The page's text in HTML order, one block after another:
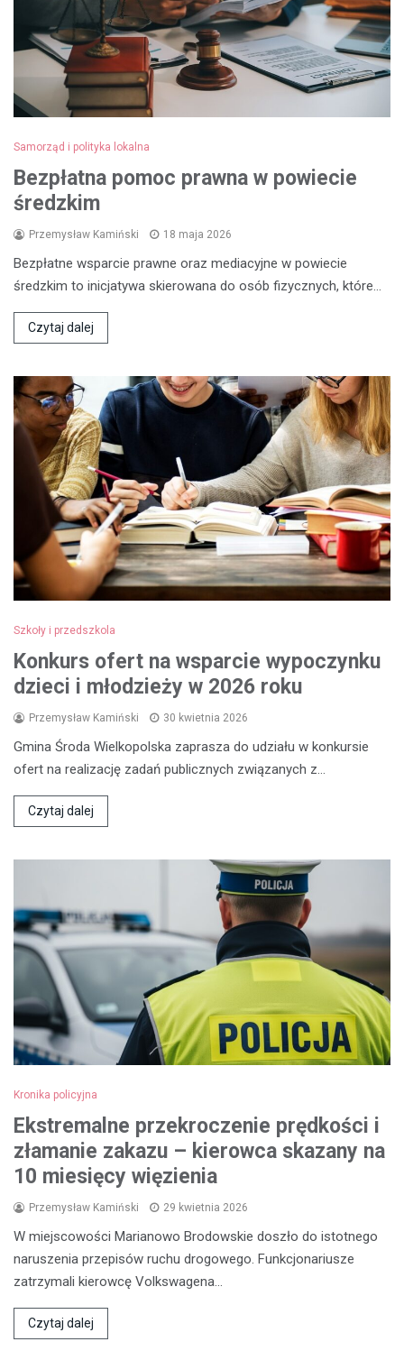
Samorząd i polityka lokalna
Bezpłatna pomoc prawna w powiecie
średzkim
Przemysław Kamiński 18 maja 2026
Bezpłatne wsparcie prawne oraz mediacyjne w powiecie
średzkim to inicjatywa skierowana do osób fizycznych, które…
Czytaj dalej
Szkoły i przedszkola
Konkurs ofert na wsparcie wypoczynku
dzieci i młodzieży w 2026 roku
Przemysław Kamiński 30 kwietnia 2026
Gmina Środa Wielkopolska zaprasza do udziału w konkursie
ofert na realizację zadań publicznych związanych z…
Czytaj dalej
Kronika policyjna
Ekstremalne przekroczenie prędkości i
złamanie zakazu – kierowca skazany na
10 miesięcy więzienia
Przemysław Kamiński 29 kwietnia 2026
W miejscowości Marianowo Brodowskie doszło do istotnego
naruszenia przepisów ruchu drogowego. Funkcjonariusze
zatrzymali kierowcę Volkswagena…
Czytaj dalej